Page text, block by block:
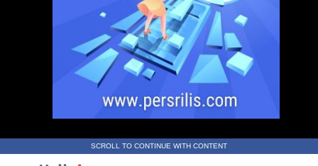
SCROLL TO CONTINUE WITH CONTENT